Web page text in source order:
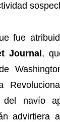
fue
Journal,
navío
advirtiera